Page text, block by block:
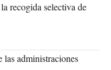
recogida selectiva de
administraciones